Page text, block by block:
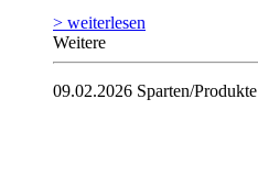
> weiterlesen
Weitere
09.02.2026 Sparten/Produkte